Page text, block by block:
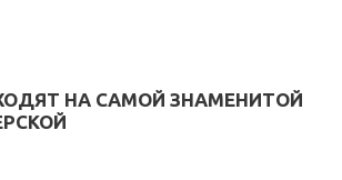
НА САМОЙ ЗНАМЕНИТОЙ